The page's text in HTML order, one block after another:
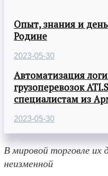
Опыт, знания и
Родине
2023-05-30
Автоматизация
грузоперевозок
специалистам из
2023-05-30
В мировой торговле их
неизменной